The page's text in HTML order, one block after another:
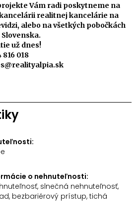
Vám radi poskytneme na
realitnej kancelárie na
alebo na všetkých pobočkách
už dnes!
018
o nehnuteľnosti:
slnečná nehnuteľnosť,
bezbariérový prístup, tichá